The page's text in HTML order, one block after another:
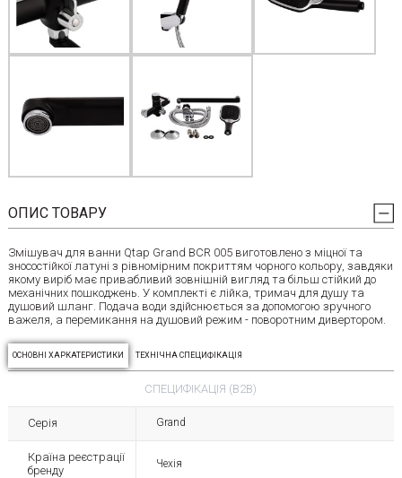
ОПИС ТОВАРУ
Змішувач для ванни Qtap Grand BCR 005 виготовлено з міцної та
зносостійкої латуні з рівномірним покриттям чорного кольору, завдяки
якому виріб має привабливий зовнішній вигляд та більш стійкий до
механічних пошкоджень. У комплекті є лійка, тримач для душу та
душовий шланг. Подача води здійснюється за допомогою зручного
важеля, а перемикання на душовий режим - поворотним дивертором.
ОСНОВНІ ХАРКАТЕРИСТИКИ ТЕХНІЧНА СПЕЦИФІКАЦІЯ
СПЕЦИФІКАЦІЯ (B2B)
Серія Grand
Країна реєстрації
бренду
Чехія